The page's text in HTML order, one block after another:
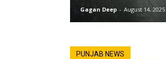
Gagan Deep - August 14, 2025
PUNJAB NEWS